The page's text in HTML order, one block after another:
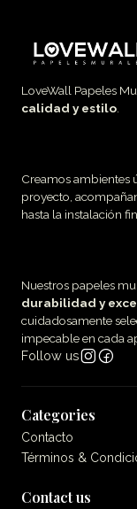
LoveWall Papeles
calidad y estilo
Creamos ambientes
proyecto,
hasta la instalación
Nuestros papeles
durabilidad y
cuidadosamente
impecable en cada
Follow us
Categories
Contacto
Términos &
Contact us